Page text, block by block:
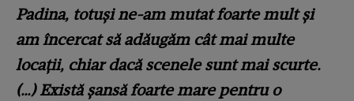
Padina, totuși ne-am mutat foarte mult și
am încercat să adăugăm cât mai multe
locații, chiar dacă scenele sunt mai scurte.
(…) Există șansă foarte mare pentru o